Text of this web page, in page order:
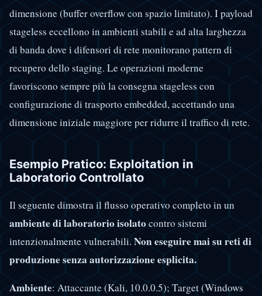
dimensione (buffer overflow con spazio limitato). I payload
stageless eccellono in ambienti stabili e ad alta larghezza
di banda dove i difensori di rete monitorano pattern di
recupero dello staging. Le operazioni moderne
favoriscono sempre più la consegna stageless con
configurazione di trasporto embedded, accettando una
dimensione iniziale maggiore per ridurre il traffico di rete.
Esempio Pratico: Exploitation in
Laboratorio Controllato
Il seguente dimostra il flusso operativo completo in un
ambiente di laboratorio isolatocontro sistemi
intenzionalmente vulnerabili. Non eseguire mai su reti di
produzione senza autorizzazione esplicita.
Ambiente: Attaccante (Kali, 10.0.0.5); Target (Windows